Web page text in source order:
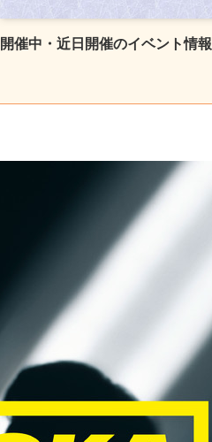
開催中・近日開催のイベント情報